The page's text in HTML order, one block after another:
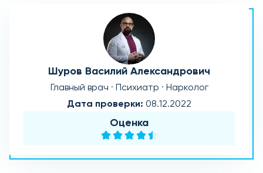
Шуров Василий Александрович
Главный врач · Психиатр · Нарколог
Дата проверки: 08.12.2022
Оценка